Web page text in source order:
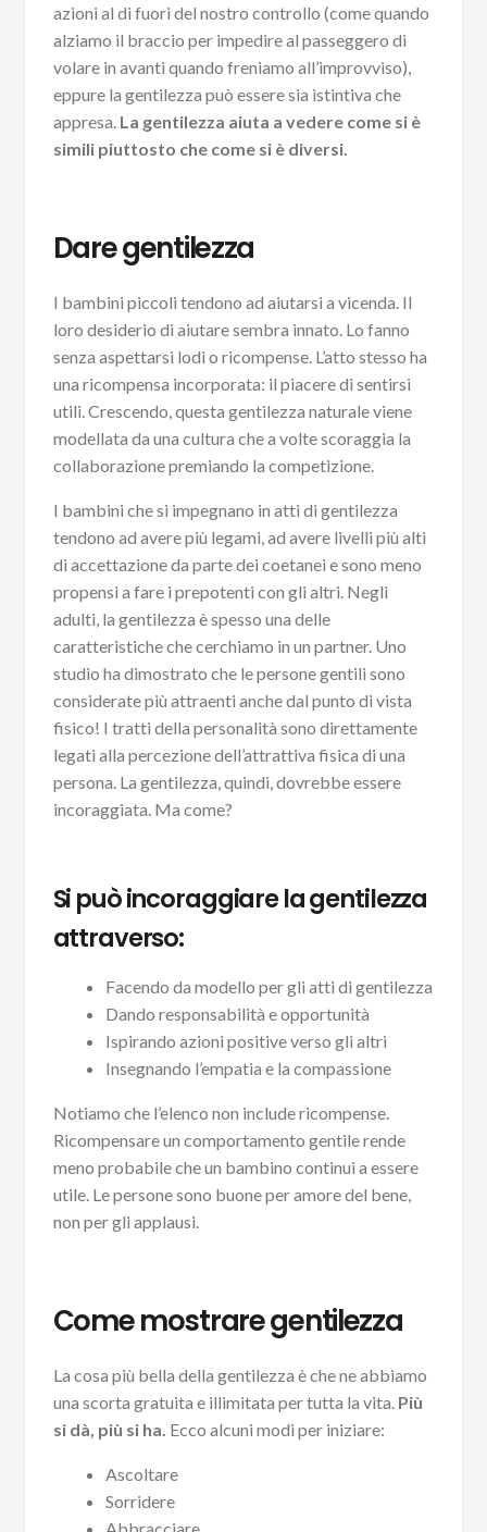
azioni al di fuori del nostro controllo (come quando
alziamo il braccio per impedire al passeggero di
volare in avanti quando freniamo all’improvviso),
eppure la gentilezza può essere sia istintiva che
appresa. La gentilezza aiuta a vedere come si è
simili piuttosto che come si è diversi.
Dare gentilezza
I bambini piccoli tendono ad aiutarsi a vicenda. Il
loro desiderio di aiutare sembra innato. Lo fanno
senza aspettarsi lodi o ricompense. L’atto stesso ha
una ricompensa incorporata: il piacere di sentirsi
utili. Crescendo, questa gentilezza naturale viene
modellata da una cultura che a volte scoraggia la
collaborazione premiando la competizione.
I bambini che si impegnano in atti di gentilezza
tendono ad avere più legami, ad avere livelli più alti
di accettazione da parte dei coetanei e sono meno
propensi a fare i prepotenti con gli altri. Negli
adulti, la gentilezza è spesso una delle
caratteristiche che cerchiamo in un partner. Uno
studio ha dimostrato che le persone gentili sono
considerate più attraenti anche dal punto di vista
fisico! I tratti della personalità sono direttamente
legati alla percezione dell’attrattiva fisica di una
persona. La gentilezza, quindi, dovrebbe essere
incoraggiata. Ma come?
Si può incoraggiare la gentilezza
attraverso:
Facendo da modello per gli atti di gentilezza
Dando responsabilità e opportunità
Ispirando azioni positive verso gli altri
Insegnando l’empatia e la compassione
Notiamo che l’elenco non include ricompense.
Ricompensare un comportamento gentile rende
meno probabile che un bambino continui a essere
utile. Le persone sono buone per amore del bene,
non per gli applausi.
Come mostrare gentilezza
La cosa più bella della gentilezza è che ne abbiamo
una scorta gratuita e illimitata per tutta la vita. Più
si dà, più si ha. Ecco alcuni modi per iniziare:
Ascoltare
Sorridere